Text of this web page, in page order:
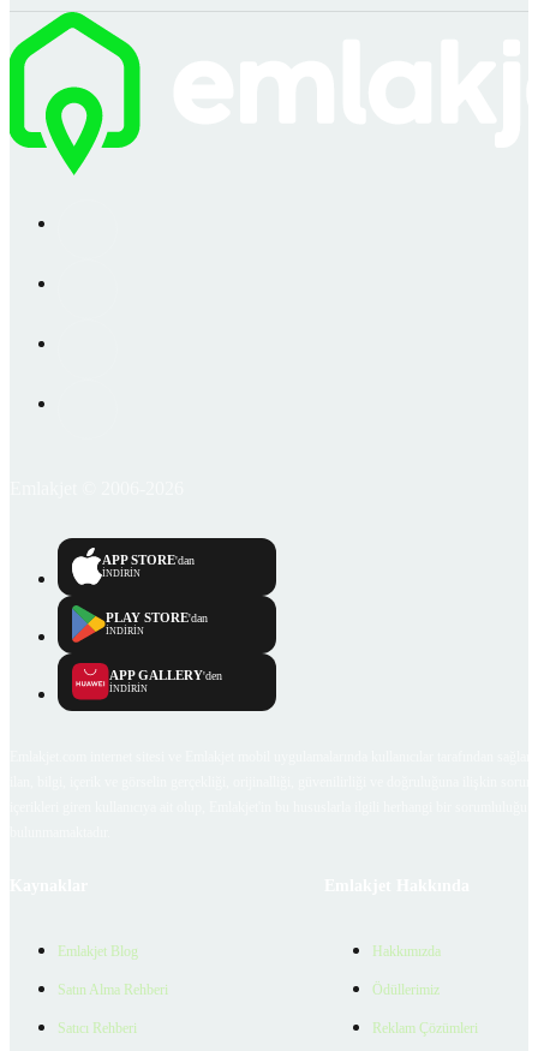
APP STORE'dan
İNDİRİN
PLAY STORE'dan
İNDİRİN
APP GALLERY'den
İNDİRİN
Emlakjet Blog
Satın Alma Rehberi
Satıcı Rehberi
Hakkımızda
Ödüllerimiz
Reklam Çözümleri